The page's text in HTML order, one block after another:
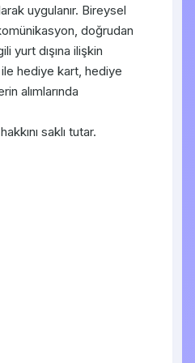
uygulanır. Bireysel
doğrudan
yurt dışına ilişkin
hediye kart, hediye
alımlarında
saklı tutar.